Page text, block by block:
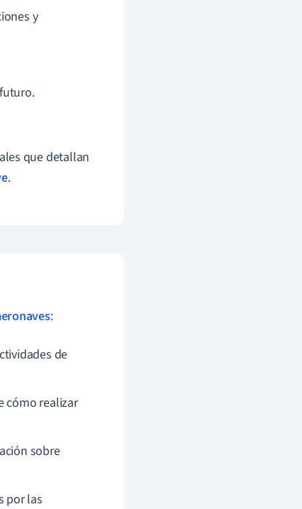
y
que detallan
.
:
de
cómo realizar
sobre
por las